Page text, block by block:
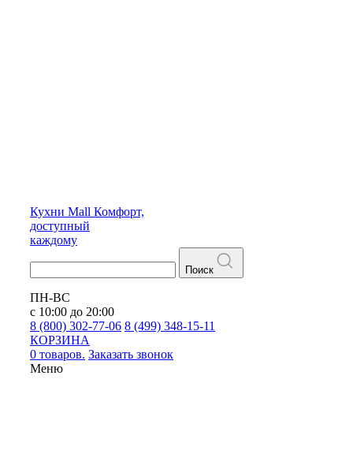
Кухни Mall Комфорт,
доступный
каждому
Поиск
ПН-ВС
с 10:00 до 20:00
8 (800) 302-77-06 8 (499) 348-15-11
КОРЗИНА
0 товаров. Заказать звонок
Меню